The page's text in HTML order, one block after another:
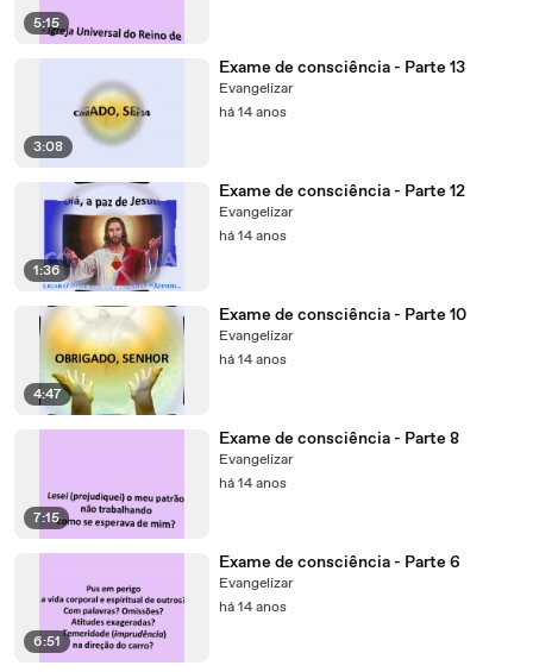
5:15
3:08
Exame de consciência - Parte 13
Evangelizar
há 14 anos
1:36
Exame de consciência - Parte 12
Evangelizar
há 14 anos
4:47
Exame de consciência - Parte 10
Evangelizar
há 14 anos
7:15
Exame de consciência - Parte 8
Evangelizar
há 14 anos
6:51
Exame de consciência - Parte 6
Evangelizar
há 14 anos